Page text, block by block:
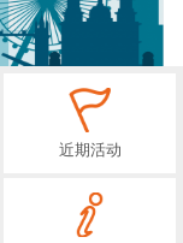
近期活动